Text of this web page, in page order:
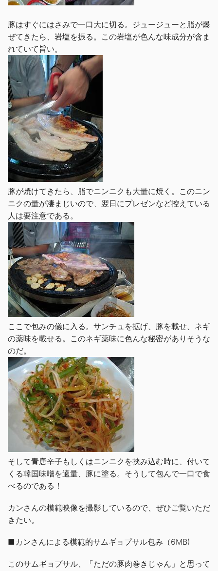
豚はすぐにはさみで一口大に切る。ジュージューと脂が爆
ぜてきたら、岩塩を振る。この岩塩が色んな味成分が含ま
れていて旨い。
豚が焼けてきたら、脂でニンニクも大量に焼く。このニン
ニクの量が凄まじいので、翌日にプレゼンなど控えている
人は要注意である。
ここで包みの儀に入る。サンチュを拡げ、豚を載せ、ネギ
の薬味を載せる。このネギ薬味に色んな秘密がありそうな
のだ。
そして青唐辛子もしくはニンニクを挟み込む時に、付いて
くる韓国味噌を適量、豚に塗る。そうして包んで一口で食
べるのである！
カンさんの模範映像を撮影しているので、ぜひご覧いただ
きたい。
■カンさんによる模範的サムギョプサル包み（6MB)
このサムギョプサル、「ただの豚肉巻きじゃん」と思って